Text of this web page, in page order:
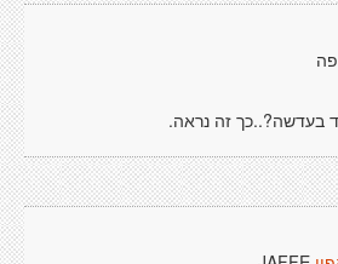
בעדשה?..כך זה נראה.